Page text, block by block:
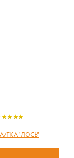
ГКА "ЛОСЬ"